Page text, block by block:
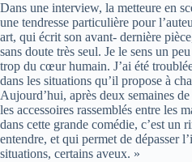
Dans une interview, la metteure en
une tendresse particulière pour
art, qui écrit son avant- dernière
sans doute très seul. Je le sens un
trop du cœur humain. J’ai été
dans les situations qu’il propose à
Aujourd’hui, après deux semaines
les accessoires rassemblés entre les
dans cette grande comédie, c’est un
entendre, et qui permet de dépasser
situations, certains aveux. »